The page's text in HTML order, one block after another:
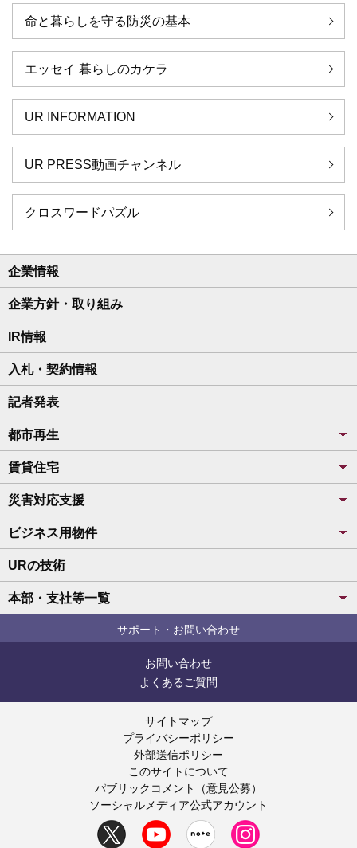
命と暮らしを守る防災の基本
エッセイ 暮らしのカケラ
UR INFORMATION
UR PRESS動画チャンネル
クロスワードパズル
企業情報
企業方針・取り組み
IR情報
入札・契約情報
記者発表
都市再生
賃貸住宅
災害対応支援
ビジネス用物件
URの技術
本部・支社等一覧
サポート・お問い合わせ
お問い合わせ
よくあるご質問
サイトマップ
プライバシーポリシー
外部送信ポリシー
このサイトについて
パブリックコメント（意見公募）
ソーシャルメディア公式アカウント